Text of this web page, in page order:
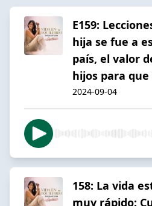
E159:
hija se fue a
país, el valor
hijos para
2024-09-04
158: La vida
muy rápido: